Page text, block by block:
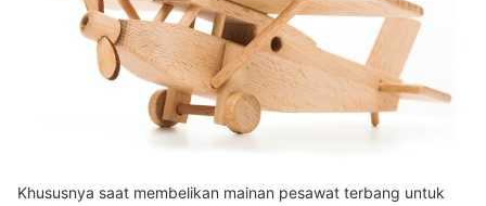
Khususnya saat membelikan mainan pesawat terbang untuk